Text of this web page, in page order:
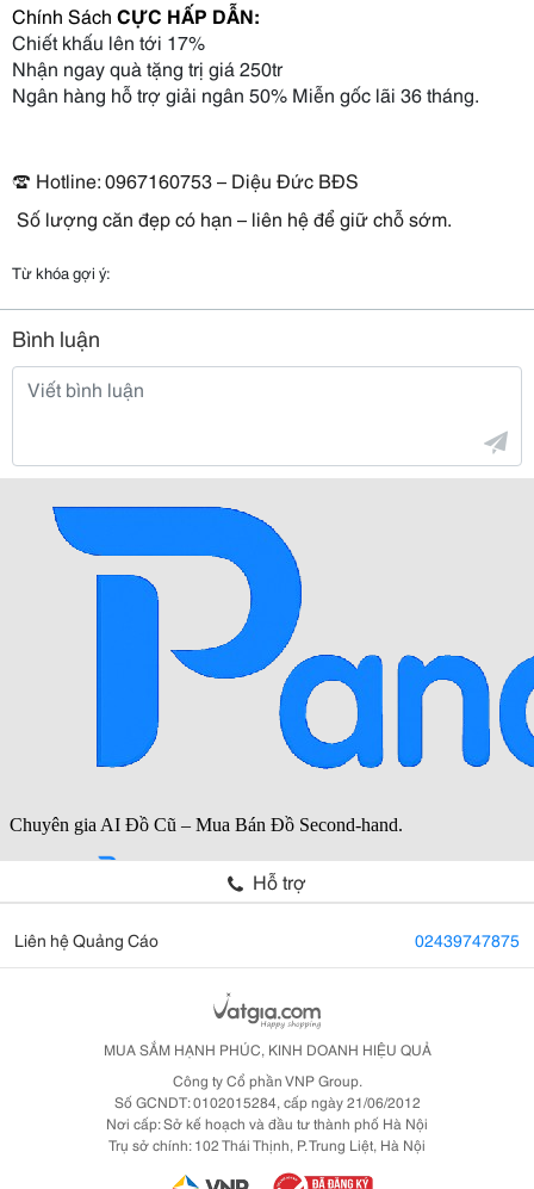
Chính Sách CỰC HẤP DẪN:
Chiết khấu lên tới 17%
Nhận ngay quà tặng trị giá 250tr
Ngân hàng hỗ trợ giải ngân 50% Miễn gốc lãi 36 tháng.
☎ Hotline: 0967160753 – Diệu Đức BĐS
Số lượng căn đẹp có hạn – liên hệ để giữ chỗ sớm.
Từ khóa gợi ý:
Bình luận
Hỗ trợ
Liên hệ Quảng Cáo 02439747875
MUA SẮM HẠNH PHÚC, KINH DOANH HIỆU QUẢ
Công ty Cổ phần VNP Group.
Số GCNDT: 0102015284, cấp ngày 21/06/2012
Nơi cấp: Sở kế hoạch và đầu tư thành phố Hà Nội
Trụ sở chính: 102 Thái Thịnh, P. Trung Liệt, Hà Nội